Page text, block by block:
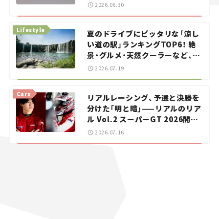
2026.06.30
夏のドライブにピッタリな「涼し
い道の駅」ランキングTOP6！ 絶
景・グルメ・天然クーラーなど、避
暑におすすめのスポットを紹介
Lifestyle
2026.07.19
リアルレーシング、予選と決勝を
分けた「明と暗」——リアルのリア
ル Vol.2 スーパーGT 2026開幕
戦 岡山国際サーキット
Cars
2026.07.16